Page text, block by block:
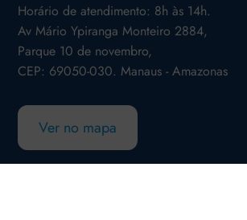
Horário de atendimento: 8h às 14h.
Av Mário Ypiranga Monteiro 2884,
Parque 10 de novembro,
CEP: 69050-030. Manaus - Amazonas
Ver no mapa